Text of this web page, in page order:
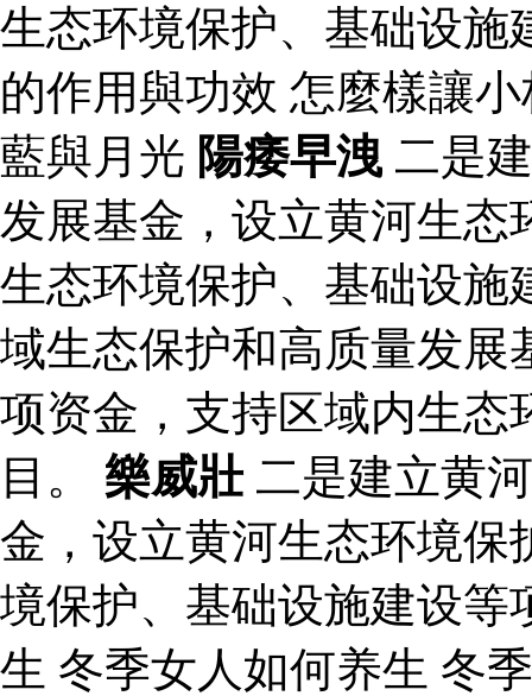
生态环境保护、基础设施
的作用與功效 怎麼樣讓
藍與月光 陽痿早洩 二是
发展基金，设立黄河生态
生态环境保护、基础设施
域生态保护和高质量发展
项资金，支持区域内生态
目。 樂威壯二是建立黄
金，设立黄河生态环境保
境保护、基础设施建设等
生 冬季女人如何养生 冬